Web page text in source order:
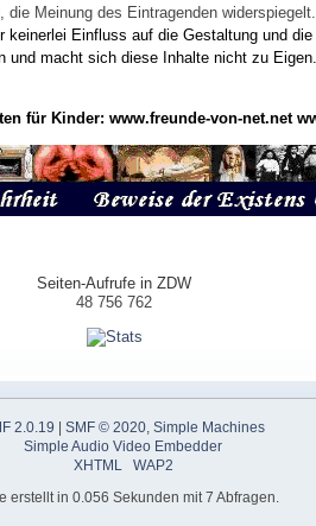
Meinung des Eintragenden
Einfluss auf die Gestaltung und
macht sich diese Inhalte nicht zu Eigen.
für Kinder: www.freunde-von-net.net
Seiten-Aufrufe in ZDW
48 756 762
2.0.19 SMF © 2020 Simple Machines
Simple Audio Video Embedder
XHTML
WAP2
erstellt in 0.056 Sekunden mit 7 Abfragen.